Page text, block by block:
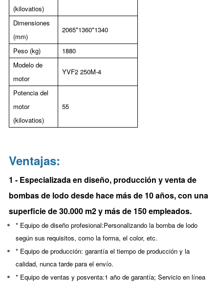
(kilovatios)
Dimensiones
(mm)
2065*1360*1340
Peso (kg)
1880
Modelo de
motor
YVF2 250M-4
Potencia del
motor
(kilovatios)
55
Ventajas:
1 - Especializada en diseño, producción y venta de
bombas de lodo desde hace más de 10 años, con una
superficie de 30.000 m2 y más de 150 empleados.
* Equipo de diseño profesional:Personalizando la bomba de lodo
según sus requisitos, como la forma, el color, etc.
* Equipo de producción: garantíael tiempo de producción y la
calidad, nunca tarde para el envío.
* Equipo de ventas y posventa:1 año de garantía; Servicio en línea